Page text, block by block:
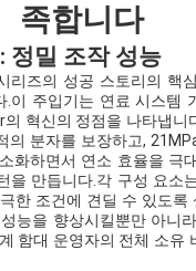
족합니다
정밀 조작 성능
리즈의 성공 스토리의 핵
.이 주입기는 연료 시스템
혁신의 정점을 나타냅니
의 분자를 보장하고,
화하면서 연소 효율을 극
을 만듭니다.각 구성 요소
한 조건에 견딜 수 있도록
능을 향상시킬뿐만 아니
함대 운영자의 전체 소유